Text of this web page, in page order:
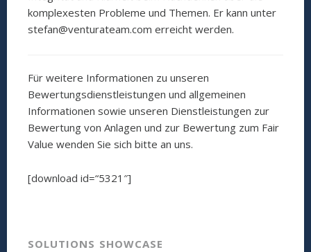
komplexesten Probleme und Themen. Er kann unter
stefan@venturateam.com erreicht werden.
Für weitere Informationen zu unseren
Bewertungsdienstleistungen und allgemeinen
Informationen sowie unseren Dienstleistungen zur
Bewertung von Anlagen und zur Bewertung zum Fair
Value wenden Sie sich bitte an uns.
[download id=“5321″]
SOLUTIONS SHOWCASE